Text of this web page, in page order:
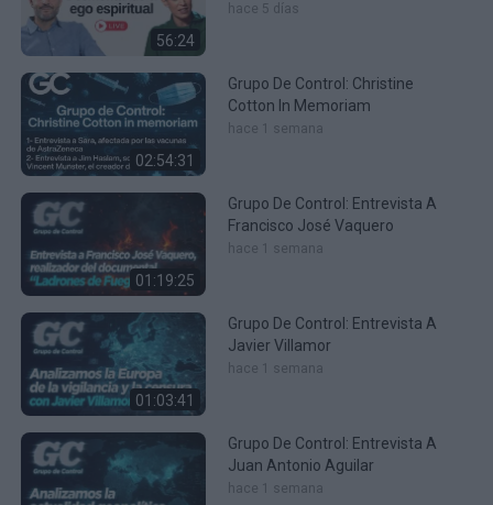
56:24
hace 5 días
02:54:31
Grupo De Control: Christine
Cotton In Memoriam
hace 1 semana
01:19:25
Grupo De Control: Entrevista A
Francisco José Vaquero
hace 1 semana
01:03:41
Grupo De Control: Entrevista A
Javier Villamor
hace 1 semana
Grupo De Control: Entrevista A
Juan Antonio Aguilar
hace 1 semana